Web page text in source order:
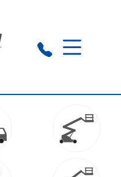
0 50 21-92 11 0-20
1-83 06 06 0